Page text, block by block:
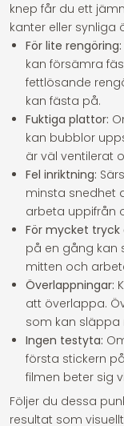
knep får du ett
kanter eller synliga
För lite rengöring:
kan försämra
fettlösande
kan fästa på.
Fuktiga plattor:
kan bubblor
är väl ventilerat
Fel inriktning:
minsta snedhet
arbeta uppifrån
För mycket tryck
på en gång kan
mitten och
Överlappningar:
att överlappa.
som kan släppa
Ingen testyta:
första stickern
filmen beter sig
Följer du dessa
resultat som